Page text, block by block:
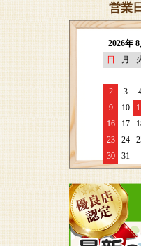
営業
2026年 8
日
月
2
3
9
10
16
17
23
24
30
31